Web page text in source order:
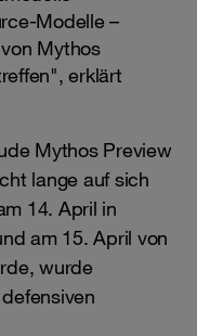
Modelle –
Mythos
erklärt
Mythos Preview
lange auf sich
14. April in
am 15. April von
wurde